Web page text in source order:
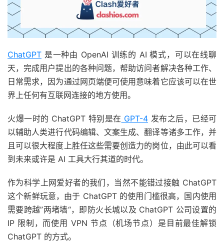
ChatGPT 是一种由 OpenAI 训练的 AI 模式，可以在线聊
天，完成用户提出的各种问题，帮助访问者解决各种工作、
日常需求，因为通过网页端便可使用意味着它应该可以在世
界上任何有互联网连接的地方使用。
火爆一时的 ChatGPT 特别是在 GPT-4 发布之后，已经可
以辅助人类进行代码编辑、文案生成、翻译等诸多工作，并
且可以很大程度上胜任这些需要创造力的岗位，由此可以看
到未来或许是 AI 工具大行其道的时代。
作为科学上网爱好者的我们，当然不能错过接触 ChatGPT
这个新鲜玩意，由于 ChatGPT 的使用门槛很高，国内使用
需要跨越”两堵墙“，即防火长城以及 ChatGPT 公司设置的
IP 限制，而使用 VPN 节点（机场节点）是目前最佳解锁
ChatGPT 的方式。